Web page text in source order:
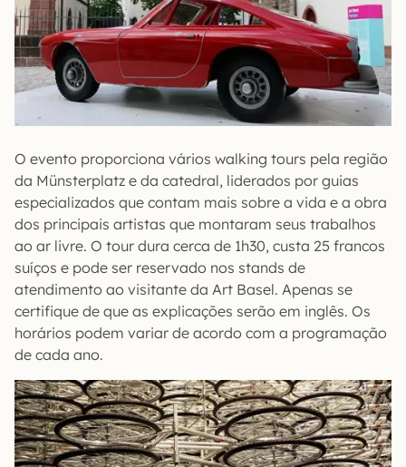
O evento proporciona vários walking tours pela região
da Münsterplatz e da catedral, liderados por guias
especializados que contam mais sobre a vida e a obra
dos principais artistas que montaram seus trabalhos
ao ar livre. O tour dura cerca de 1h30, custa 25 francos
suíços e pode ser reservado nos stands de
atendimento ao visitante da Art Basel. Apenas se
certifique de que as explicações serão em inglês. Os
horários podem variar de acordo com a programação
de cada ano.